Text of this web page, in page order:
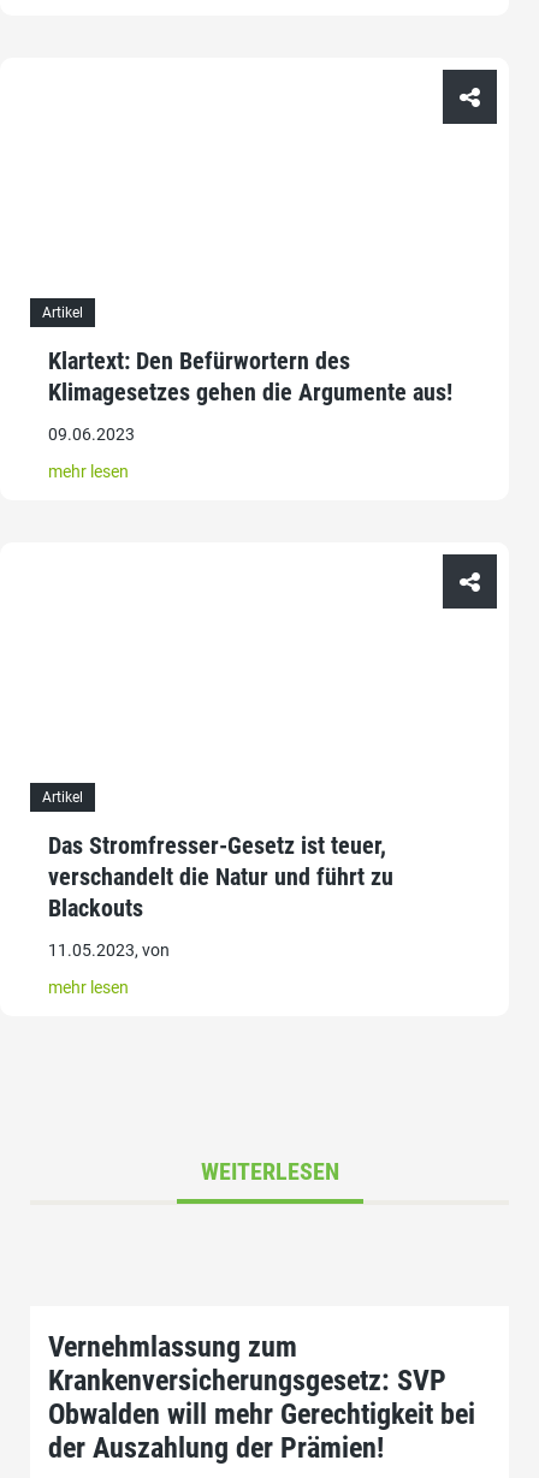
Artikel
Klartext: Den Befürwortern des
Klimagesetzes gehen die Argumente aus!
09.06.2023
mehr lesen
Artikel
Das Stromfresser-Gesetz ist teuer,
verschandelt die Natur und führt zu
Blackouts
11.05.2023, von
mehr lesen
WEITERLESEN
Vernehmlassung zum
Krankenversicherungsgesetz: SVP
Obwalden will mehr Gerechtigkeit bei
der Auszahlung der Prämien!